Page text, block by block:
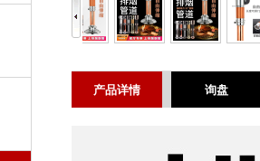
产品详情 询盘